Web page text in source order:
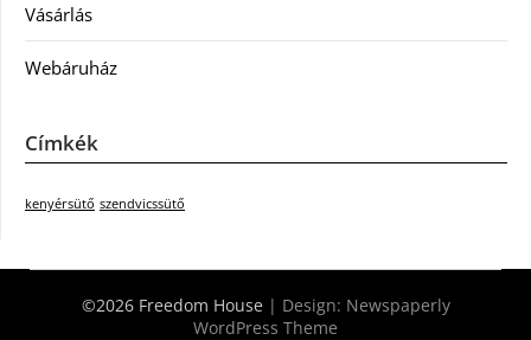
Vásárlás
Webáruház
Címkék
kenyérsütő szendvicssütő
©2026 Freedom House | Design: Newspaperly
WordPress Theme